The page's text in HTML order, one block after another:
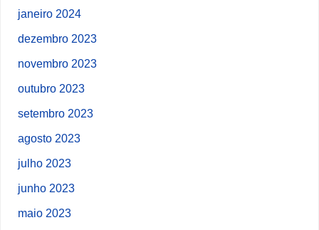
janeiro 2024
dezembro 2023
novembro 2023
outubro 2023
setembro 2023
agosto 2023
julho 2023
junho 2023
maio 2023